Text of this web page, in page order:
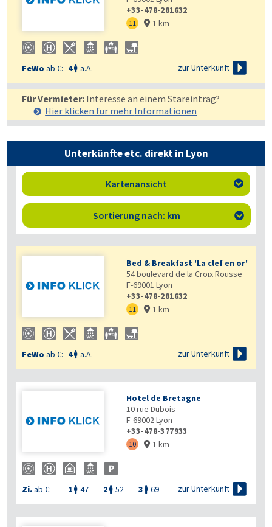
+33-478-281632
11  1 km
FeWo ab €: 4 a.A. zur Unterkunft 
Für Vermieter: Interesse an einem Stareintrag?
Hier klicken für mehr Informationen
Unterkünfte etc. direkt in Lyon
Kartenansicht 
Sortierung nach: km 
Bed & Breakfast 'La clef en or'
54 boulevard de la Croix Rousse
F-69001 Lyon
+33-478-281632
11  1 km
FeWo ab €: 4 a.A. zur Unterkunft 
Hotel de Bretagne
10 rue Dubois
F-69002Lyon
+33-478-377933
10  1 km
Zi.ab €: 1  47 2  52 3  69 zur Unterkunft 